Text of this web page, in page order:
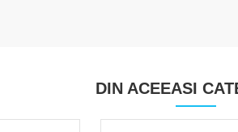
DIN ACEEASI